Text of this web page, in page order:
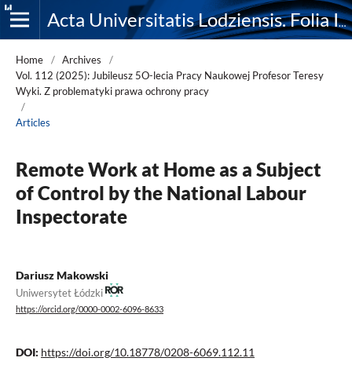
Acta Universitatis Lodziensis. Folia Iuridica
Home / Archives
/
Vol. 112 (2025): Jubileusz 5O-lecia Pracy Naukowej Profesor Teresy
Wyki. Z problematyki prawa ochrony pracy
/
Articles
Remote Work at Home as a Subject
of Control by the National Labour
Inspectorate
Dariusz Makowski
Uniwersytet Łódzki
https://orcid.org/0000-0002-6096-8633
DOI: https://doi.org/10.18778/0208-6069.112.11